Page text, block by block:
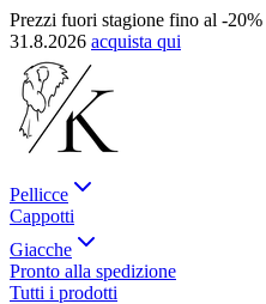
Prezzi fuori stagione fino al -
31.8.2026 acquista qui
Pellicce
Cappotti
Giacche
Pronto alla spedizione
Tutti i prodotti